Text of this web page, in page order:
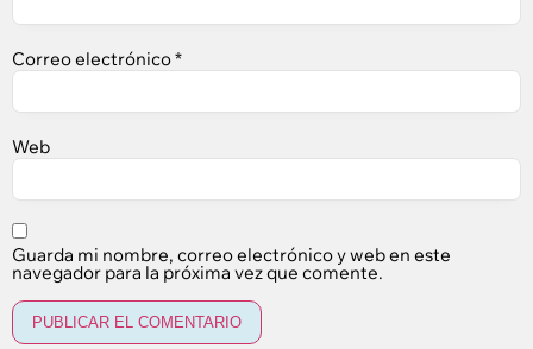
Correo electrónico*
Web
Guarda mi nombre, correo electrónico y web en este
navegador para la próxima vez que comente.